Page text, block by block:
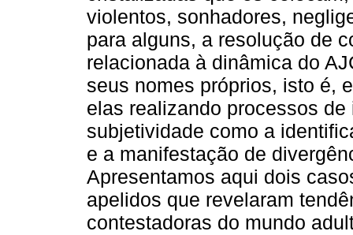
violentos, sonhadores,
para alguns, a resolução de
relacionada à dinâmica do
seus nomes próprios, isto é,
elas realizando processos
subjetividade como a
e a manifestação de
Apresentamos aqui dois
apelidos que revelaram
contestadoras do mundo